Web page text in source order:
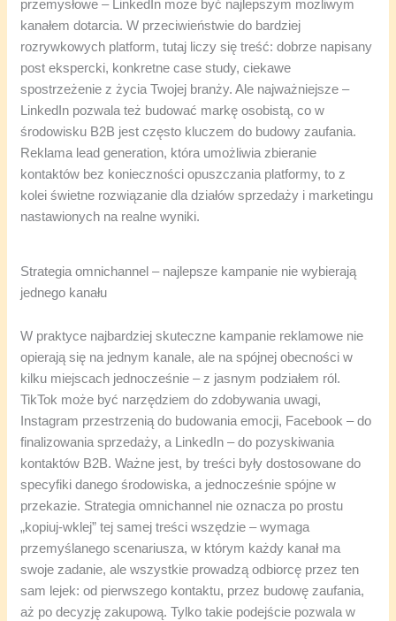
przemysłowe – LinkedIn może być najlepszym możliwym
kanałem dotarcia. W przeciwieństwie do bardziej
rozrywkowych platform, tutaj liczy się treść: dobrze napisany
post ekspercki, konkretne case study, ciekawe
spostrzeżenie z życia Twojej branży. Ale najważniejsze –
LinkedIn pozwala też budować markę osobistą, co w
środowisku B2B jest często kluczem do budowy zaufania.
Reklama lead generation, która umożliwia zbieranie
kontaktów bez konieczności opuszczania platformy, to z
kolei świetne rozwiązanie dla działów sprzedaży i marketingu
nastawionych na realne wyniki.
Strategia omnichannel – najlepsze kampanie nie wybierają
jednego kanału
W praktyce najbardziej skuteczne kampanie reklamowe nie
opierają się na jednym kanale, ale na spójnej obecności w
kilku miejscach jednocześnie – z jasnym podziałem ról.
TikTok może być narzędziem do zdobywania uwagi,
Instagram przestrzenią do budowania emocji, Facebook – do
finalizowania sprzedaży, a LinkedIn – do pozyskiwania
kontaktów B2B. Ważne jest, by treści były dostosowane do
specyfiki danego środowiska, a jednocześnie spójne w
przekazie. Strategia omnichannel nie oznacza po prostu
„kopiuj-wklej” tej samej treści wszędzie – wymaga
przemyślanego scenariusza, w którym każdy kanał ma
swoje zadanie, ale wszystkie prowadzą odbiorcę przez ten
sam lejek: od pierwszego kontaktu, przez budowę zaufania,
aż po decyzję zakupową. Tylko takie podejście pozwala w